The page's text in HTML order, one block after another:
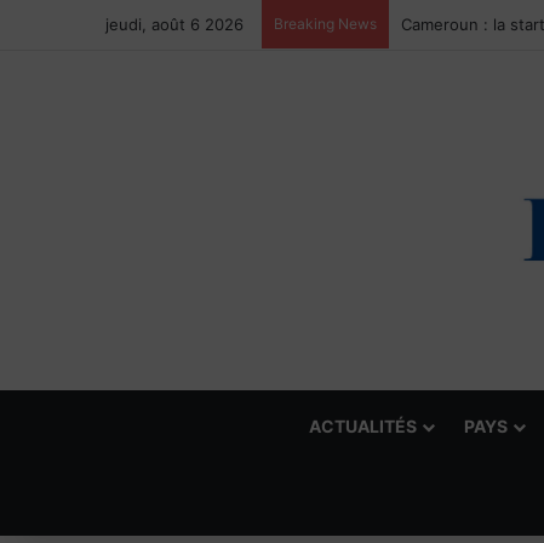
jeudi, août 6 2026 Breaking News
ACTUALITÉS PAYS